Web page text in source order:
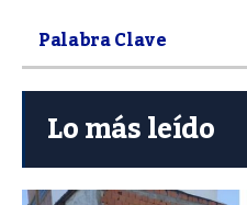
Lo más leído